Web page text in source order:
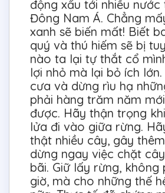
động xấu tới nhiều
Đông Nam Á. Chẳng
xanh sẽ biến mất! Biết
quý và thú hiếm sẽ bị
nào ta lại tự thắt cổ
lợi nhỏ mà lại bỏ ích
cưa và dừng rìu hạ
phải hàng trăm năm
được. Hãy thận trọng
lửa đi vào giữa rừng.
thật nhiều cây, gây
dừng ngay việc chặt
bãi. Giữ lấy rừng, không
giờ, mà cho những thế